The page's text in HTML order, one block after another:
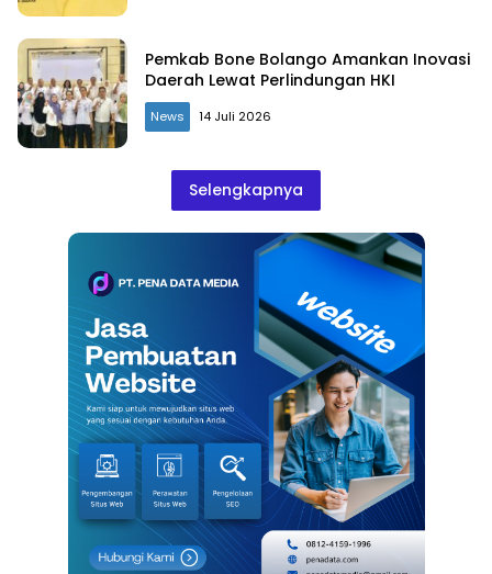
Pemkab Bone Bolango Amankan Inovasi
Daerah Lewat Perlindungan HKI
News 14 Juli 2026
Selengkapnya